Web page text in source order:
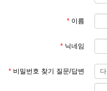
* 이름
* 닉네임
* 비밀번호 찾기 질문/답변